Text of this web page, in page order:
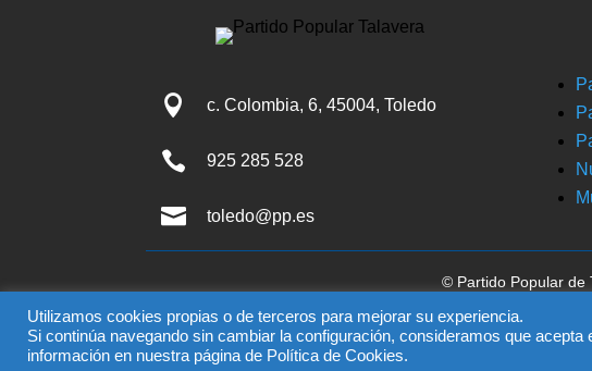
 c. Colombia, 6, 45004, Toledo
 925 285 528
 toledo@pp.es
© Partido Popular de
El uso de este sitio implica la aceptación
Utilizamos cookies propias o de terceros para mejorar su experiencia.
Si continúa navegando sin cambiar la configuración, consideramos que
información en nuestra página de Política de Cookies.